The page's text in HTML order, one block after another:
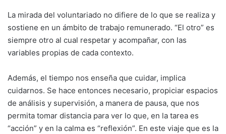
La mirada del voluntariado no difiere de lo que se realiza y
sostiene en un ámbito de trabajo remunerado. “El otro” es
siempre otro al cual respetar y acompañar, con las
variables propias de cada contexto.
Además, el tiempo nos enseña que cuidar, implica
cuidarnos. Se hace entonces necesario, propiciar espacios
de análisis y supervisión, a manera de pausa, que nos
permita tomar distancia para ver lo que, en la tarea es
“acción” y en la calma es “reflexión”. En este viaje que es la